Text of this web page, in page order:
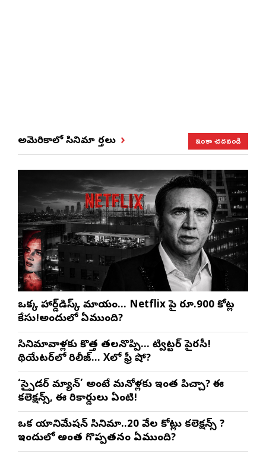
అమెరికాలో సినిమా వార్తలు ఇంకా చదవండి
ఒక్క హార్డ్‌డిస్క్ మాయం… Netflix పై రూ.900 కోట్ల
కేసు!అందులో ఏముంది?
సినిమావాళ్లకు కొత్త తలనొప్పి… ట్విట్టర్ పైరసీ!
థియేటర్‌లో రిలీజ్… Xలో ఫ్రీ షో?
‘స్పైడర్ మ్యాన్’ అంటే మనోళ్లకు ఇంత పిచ్చా? ఈ
కలెక్షన్స్, ఈ రికార్డులు ఏంటి!
ఒక యానిమేషన్ సినిమా..20 వేల కోట్లు కలెక్షన్స్ ?
ఇందులో అంత గొప్పతనం ఏముంది?